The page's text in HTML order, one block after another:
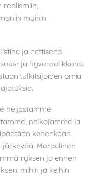
realismiin,
muihin
ja eettisenä
ja hyve-eetikkona.
tulkitsijoiden omia
heijastamme
pelkojamme ja
kenenkään
järkevää. Moraalinen
ja ennen
mihin ja keihin